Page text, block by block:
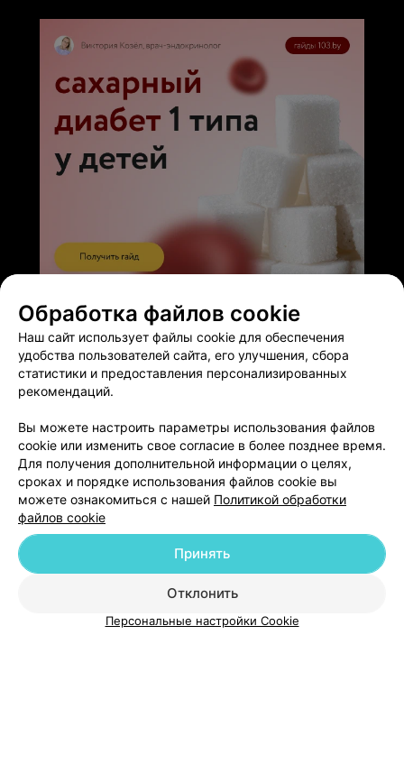
Прекрасное обслуживание. Хорошо ,что вы всегда
рядом!
Добавить специалиста
О проекте Новости проекта
Размещение рекламы
Медицинский маркетинг
Публичный договор
Пользовательское соглашение
Способы оплаты
Обработка файлов cookie
Наш сайт использует файлы cookie для обеспечения
удобства пользователей сайта, его улучшения, сбора
статистики и предоставления персонализированных
рекомендаций.
Вы можете настроить параметры использования файлов
cookie или изменить свое согласие в более позднее время.
Для получения дополнительной информации о целях,
сроках и порядке использования файлов cookie вы
можете ознакомиться с нашей Политикой обработки
файлов cookie
Отклонить
Принять
Персональные настройки Cookie